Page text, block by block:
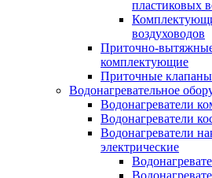
пластиковых
воздуховодов
Приточно-
комплектующие
Приточные клапаны
Водонагревательное
Водонагреватели
Водонагреватели
Водонагреватели
электрические